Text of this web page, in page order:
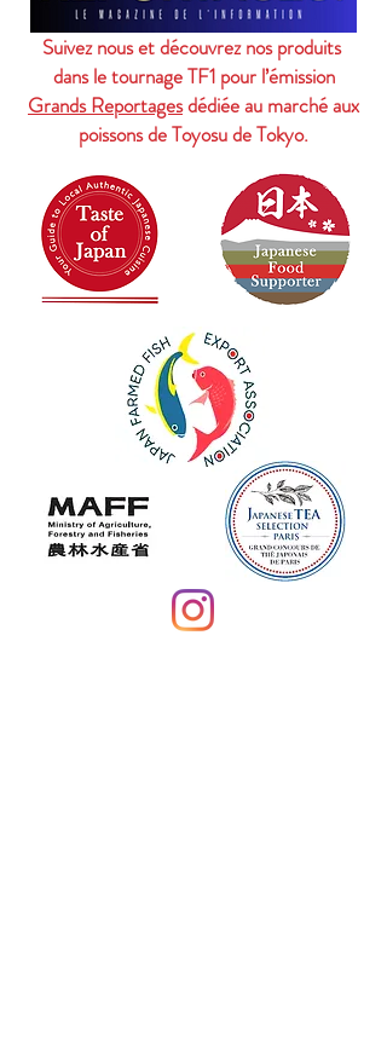
Suivez nous et découvrez nos produits
dans le tournage TF1 pour l’émission
Grands Reportagesdédiée au marché aux
poissons de Toyosu de Tokyo.